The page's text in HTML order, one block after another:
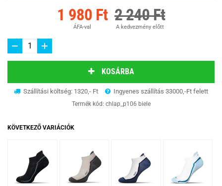
1 980 Ft
ÁFA-val
2 240 Ft
A kedvezmény előtt
KOSÁRBA
Szállítási költség: 1320,- Ft Ingyenes szállítás 33000,-Ft felett
Termék kód: chlap_p106 biele
KÖVETKEZŐ VARIÁCIÓK